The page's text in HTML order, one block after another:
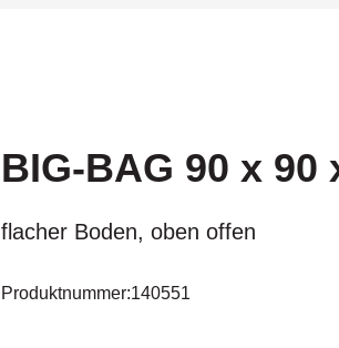
BIG-BAG 90 x 90
flacher Boden, oben offen
Produktnummer:140551